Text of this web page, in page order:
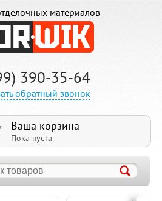
материалов
390-35-64
обратный звонок
Ваша корзина
Пока пуста